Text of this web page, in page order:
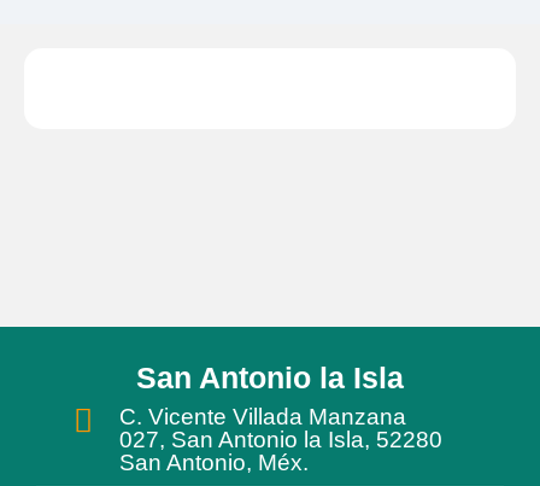
San Antonio la Isla
C. Vicente Villada Manzana
027, San Antonio la Isla, 52280
San Antonio, Méx.